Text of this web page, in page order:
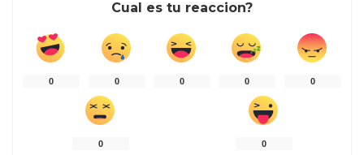
Cual es tu reaccion?
0 0 0 0 0
0 0